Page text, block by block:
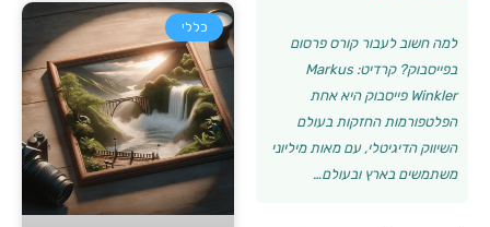
למה חשוב לעבור קורס פרסום
בפייסבוק? קרדיט: Markus
Winkler פייסבוק היא אחת
הפלטפורמות החזקות בעולם
השיווק הדיגיטלי, עם מאות מיליוני
משתמשים בארץ ובעולם…
כללי